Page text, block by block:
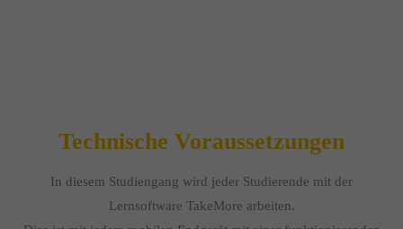
Technische Voraussetzungen
In diesem Studiengang wird jeder Studierende mit der
Lernsoftware TakeMore arbeiten.